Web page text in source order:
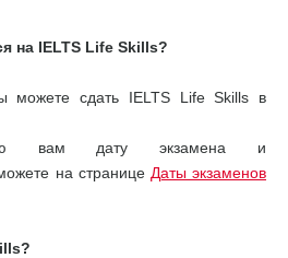
на IELTS Life Skills?
можете сдать IELTS Life Skills в
вам дату экзамена и
на странице Даты экзаменов